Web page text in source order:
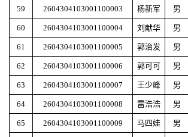
59 2604304103001100003 杨新军 男
60 2604304103001100004 刘献华 男
61 2604304103001100005 郭治发 男
62 2604304103001100006 郭可可 男
63 2604304103001100007 王少峰 男
64 2604304103001100008 雷浩浩 男
65 2604304103001100009 马四娃 男